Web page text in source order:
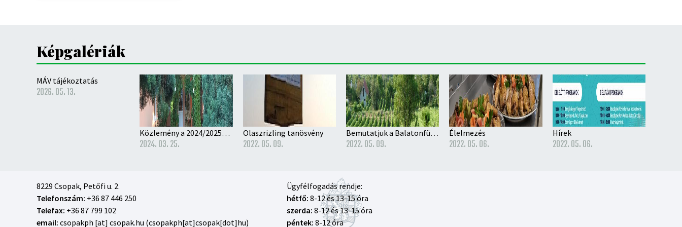
Képgalériák
MÁV tájékoztatás
2026. 05. 13.
Közlemény a 2024/2025–ös nevelési évre történő óvodai beíratás rendjéről
2024. 03. 25.
Olaszrizling tanösvény
2022. 05. 09.
Bemutatjuk a Balatonfüred-Csopaki Borvidéket
2022. 05. 09.
Élelmezés
2022. 05. 06.
Hírek
2022. 05. 06.
8229 Csopak, Petőfi u. 2.
Telefonszám: +36 87 446 250
Telefax: +36 87 799 102
email: csopakph [at] csopak.hu (csopakph[at]csopak[dot]hu)
Ügyfélfogadás rendje:
hétfő: 8-12 és 13-15 óra
szerda: 8-12 és 13-15 óra
péntek: 8-12 óra